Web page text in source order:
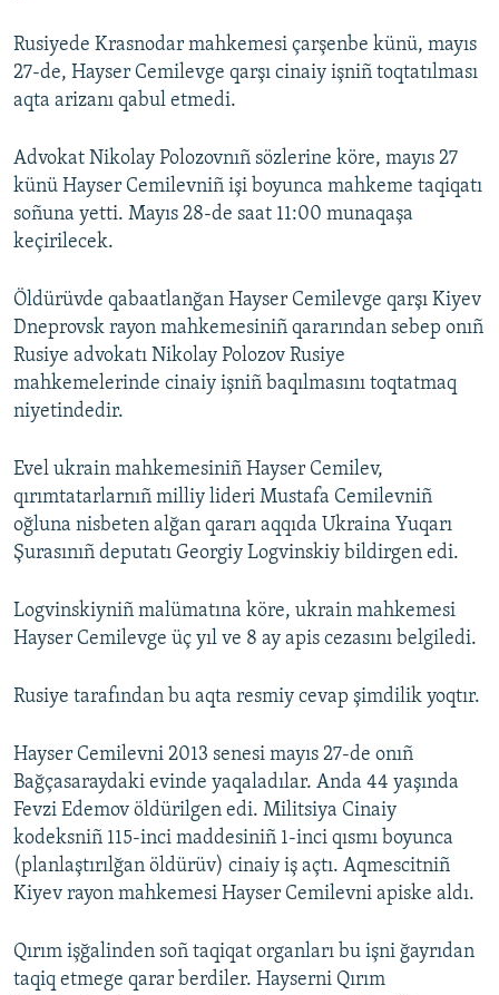
Rusiyede Krasnodar mahkemesi çarşenbe künü, mayıs
27-de, Hayser Cemilevge qarşı cinaiy işniñ toqtatılması
aqta arizanı qabul etmedi.
Advokat Nikolay Polozovnıñ sözlerine köre, mayıs 27
künü Hayser Cemilevniñ işi boyunca mahkeme taqiqatı
soñuna yetti. Mayıs 28-de saat 11:00 munaqaşa
keçirilecek.
Öldürüvde qabaatlanğan Hayser Cemilevge qarşı Kiyev
Dneprovsk rayon mahkemesiniñ qararından sebep onıñ
Rusiye advokatı Nikolay Polozov Rusiye
mahkemelerinde cinaiy işniñ baqılmasını toqtatmaq
niyetindedir.
Evel ukrain mahkemesiniñ Hayser Cemilev,
qırımtatarlarnıñ milliy lideri Mustafa Cemilevniñ
oğluna nisbeten alğan qararı aqqıda Ukraina Yuqarı
Şurasınıñ deputatı Georgiy Logvinskiy bildirgen edi.
Logvinskiyniñ malümatına köre, ukrain mahkemesi
Hayser Cemilevge üç yıl ve 8 ay apis cezasını belgiledi.
Rusiye tarafından bu aqta resmiy cevap şimdilik yoqtır.
Hayser Cemilevni 2013 senesi mayıs 27-de onıñ
Bağçasaraydaki evinde yaqaladılar. Anda 44 yaşında
Fevzi Edemov öldürilgen edi. Militsiya Cinaiy
kodeksniñ 115-inci maddesiniñ 1-inci qısmı boyunca
(planlaştırılğan öldürüv) cinaiy iş açtı. Aqmescitniñ
Kiyev rayon mahkemesi Hayser Cemilevni apiske aldı.
Qırım işğalinden soñ taqiqat organları bu işni ğayrıdan
taqiq etmege qarar berdiler. Hayserni Qırım